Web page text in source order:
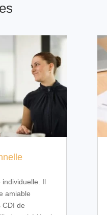
individuelle. Il
amiable
CDI de